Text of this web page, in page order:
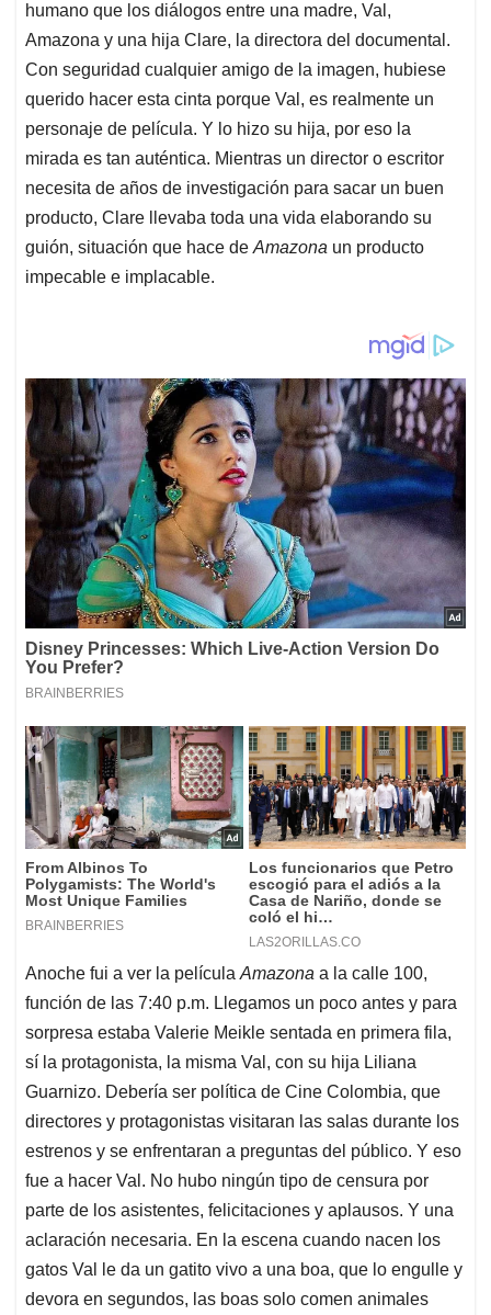
humano que los diálogos entre una madre, Val,
Amazona y una hija Clare, la directora del documental.
Con seguridad cualquier amigo de la imagen, hubiese
querido hacer esta cinta porque Val, es realmente un
personaje de película. Y lo hizo su hija, por eso la
mirada es tan auténtica. Mientras un director o escritor
necesita de años de investigación para sacar un buen
producto, Clare llevaba toda una vida elaborando su
guión, situación que hace de Amazona un producto
impecable e implacable.
Anoche fui a ver la película Amazona a la calle 100,
función de las 7:40 p.m. Llegamos un poco antes y para
sorpresa estaba Valerie Meikle sentada en primera fila,
sí la protagonista, la misma Val, con su hija Liliana
Guarnizo. Debería ser política de Cine Colombia, que
directores y protagonistas visitaran las salas durante los
estrenos y se enfrentaran a preguntas del público. Y eso
fue a hacer Val. No hubo ningún tipo de censura por
parte de los asistentes, felicitaciones y aplausos. Y una
aclaración necesaria. En la escena cuando nacen los
gatos Val le da un gatito vivo a una boa, que lo engulle y
devora en segundos, las boas solo comen animales